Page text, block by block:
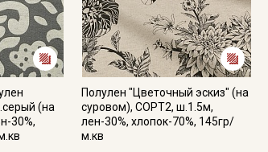
(на
30%,
Полулен "Цветочный эскиз" (на
суровом), СОРТ2, ш.1.5м,
лен-30%, хлопок-70%, 145гр/
м.кв